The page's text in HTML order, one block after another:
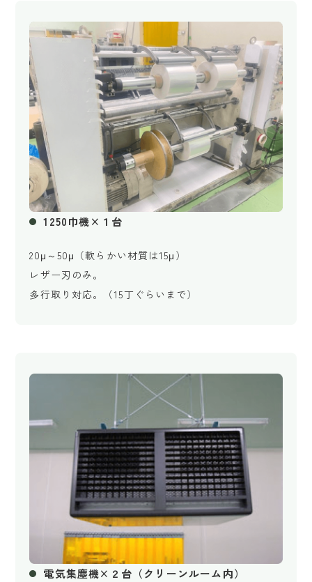
1250巾機×１台
20μ～50μ（軟らかい材質は15μ）
レザー刃のみ。
多行取り対応。（15丁ぐらいまで）
電気集塵機×２台（クリーンルーム内）